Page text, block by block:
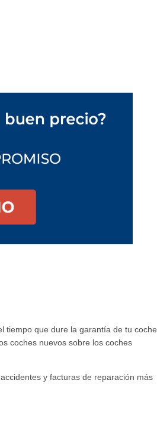
tiempo que dure la garantía de tu coche
coches nuevos sobre los coches
y facturas de reparación más